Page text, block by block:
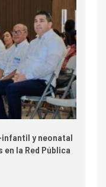
y neonatal
la Red Pública